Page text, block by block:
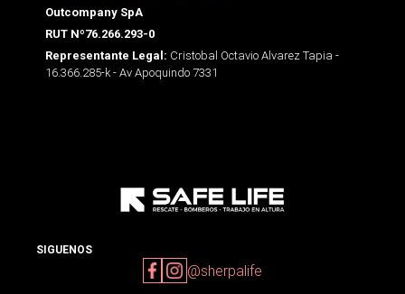
Outcompany SpA
RUT Nº76.266.293-0
Representante Legal: Cristobal Octavio Alvarez Tapia -
16.366.285-k - Av Apoquindo 7331
SIGUENOS
@sherpalife